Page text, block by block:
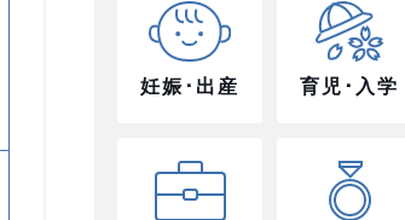
妊娠･出産 育児･入学